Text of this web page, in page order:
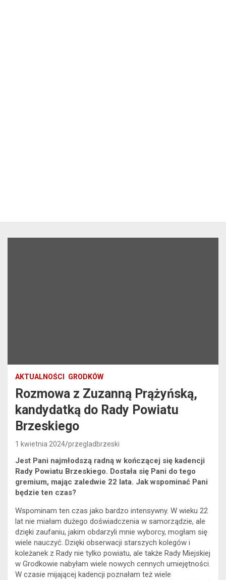
AKTUALNOŚCI GRODKÓW
Rozmowa z Zuzanną Prążyńską,
kandydatką do Rady Powiatu
Brzeskiego
1 kwietnia 2024 przegladbrzeski
Jest Pani najmłodszą radną w kończącej się kadencji
Rady Powiatu Brzeskiego. Dostała się Pani do tego
gremium, mając zaledwie 22 lata. Jak wspominać Pani
będzie ten czas?
Wspominam ten czas jako bardzo intensywny. W wieku 22
lat nie miałam dużego doświadczenia w samorządzie, ale
dzięki zaufaniu, jakim obdarzyli mnie wyborcy, mogłam się
wiele nauczyć. Dzięki obserwacji starszych kolegów i
koleżanek z Rady nie tylko powiatu, ale także Rady Miejskiej
w Grodkowie nabyłam wiele nowych cennych umiejętności.
W czasie mijającej kadencji poznałam też wiele